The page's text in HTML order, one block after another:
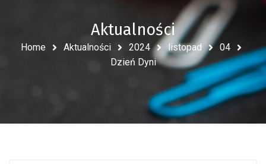
Aktualności
Home Aktualności 2024 listopad
04
Dzień Dyni